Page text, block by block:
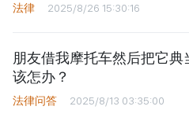
法律 2025/8/26 15:30:16
朋友借我摩托车然后把它典
该怎办？
法律问答 2025/8/13 03:35:00